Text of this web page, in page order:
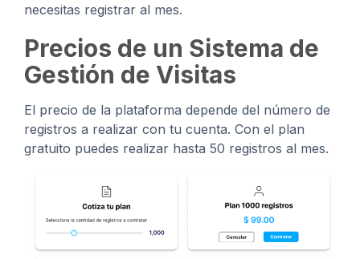
necesitas registrar al mes.
Precios de un Sistema de
Gestión de Visitas
El precio de la plataforma depende del número de
registros a realizar con tu cuenta. Con el plan
gratuito puedes realizar hasta 50 registros al mes.